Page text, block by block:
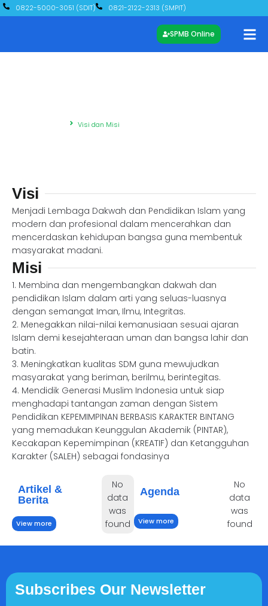
0822-5000-3051 (SDIT) 0821-2122-2313 (SMPIT)
SPMB Online
Visi dan Misi
Visi
Menjadi Lembaga Dakwah dan Pendidikan Islam yang
modern dan profesional dalam mencerahkan dan
mencerdaskan kehidupan bangsa guna membentuk
masyarakat madani.
Misi
1. Membina dan mengembangkan dakwah dan
pendidikan Islam dalam arti yang seluas-luasnya
dengan semangat Iman, Ilmu, Integritas.
2. Menegakkan nilai-nilai kemanusiaan sesuai ajaran
Islam demi kesejahteraan uman dan bangsa lahir dan
batin.
3. Meningkatkan kualitas SDM guna mewujudkan
masyarakat yang beriman, berilmu, berintegitas.
4. Mendidik Generasi Muslim Indonesia untuk siap
menghadapi tantangan zaman dengan Sistem
Pendidikan KEPEMIMPINAN BERBASIS KARAKTER BINTANG
yang memadukan Keunggulan Akademik (PINTAR),
Kecakapan Kepemimpinan (KREATIF) dan Ketangguhan
Karakter (SALEH) sebagai fondasinya
Artikel &
Berita
View more
No
data
was
found
Agenda
View more
No
data
was
found
Subscribes Our Newsletter